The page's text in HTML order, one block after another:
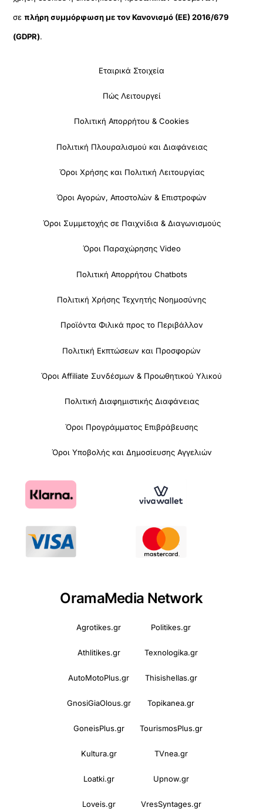
σεπλήρη συμμόρφωση με τον Κανονισμό (ΕΕ) 2016/679
(GDPR).
Εταιρικά Στοιχεία
Πώς Λειτουργεί
Πολιτική Απορρήτου & Cookies
Πολιτική Πλουραλισμού και Διαφάνειας
Όροι Χρήσης και Πολιτική Λειτουργίας
Όροι Αγορών, Αποστολών & Επιστροφών
Όροι Συμμετοχής σε Παιχνίδια & Διαγωνισμούς
Όροι Παραχώρησης Video
Πολιτική Απορρήτου Chatbots
Πολιτική Χρήσης Τεχνητής Νοημοσύνης
Προϊόντα Φιλικά προς το Περιβάλλον
Πολιτική Εκπτώσεων και Προσφορών
Όροι Affiliate Συνδέσμων & Προωθητικού Υλικού
Πολιτική Διαφημιστικής Διαφάνειας
Όροι Προγράμματος Επιβράβευσης
Όροι Υποβολής και Δημοσίευσης Αγγελιών
OramaMedia Network
Agrotikes.gr Politikes.gr
Athlitikes.gr Texnologika.gr
AutoMotoPlus.gr Thisishellas.gr
GnosiGiaOlous.gr Topikanea.gr
GoneisPlus.gr TourismosPlus.gr
Kultura.gr TVnea.gr
Loatki.gr Upnow.gr
Loveis.gr VresSyntages.gr